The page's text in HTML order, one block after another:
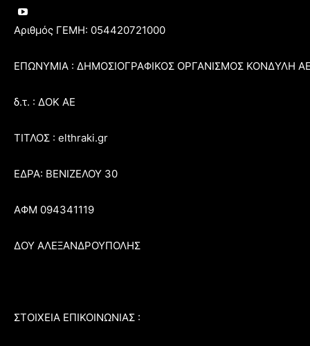
Αριθμός ΓΕΜΗ: 054420721000
ΕΠΩΝΥΜΙΑ : ΔΗΜΟΣΙΟΓΡΑΦΙΚΟΣ ΟΡΓΑΝΙΣΜΟΣ ΚΟΝΔΥΛΗ
δ.τ. : ΔΟΚ ΑΕ
ΤΙΤΛΟΣ : elthraki.gr
ΕΔΡΑ: ΒΕΝΙΖΕΛΟΥ 30
ΑΦΜ 094341119
ΔΟΥ ΑΛΕΞΑΝΔΡΟΥΠΟΛΗΣ
ΣΤΟΙΧΕΙΑ ΕΠΙΚΟΙΝΩΝΙΑΣ :